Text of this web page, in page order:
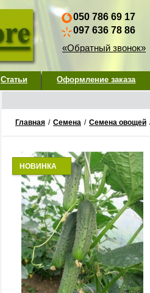
050 786 69 17
097 636 78 86
«Обратный звонок»
Статьи Оформление заказа
Главная / Семена / Семена овощей
НОВИНКА